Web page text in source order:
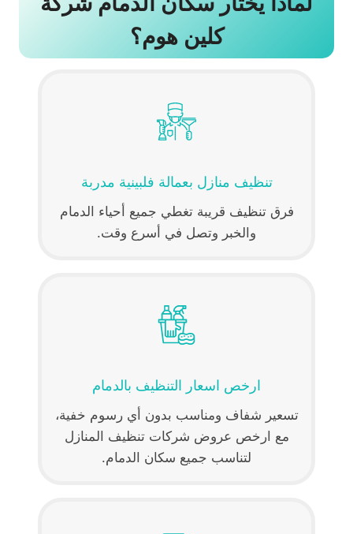
كلين هوم؟
تنظيف منازل بعمالة فلبينية مدربة
فرق تنظيف قريبة تغطي جميع أحياء الدمام
والخبر وتصل في أسرع وقت.
ارخص اسعار التنظيف بالدمام
تسعير شفاف ومناسب بدون أي رسوم خفية،
مع ارخص عروض شركات تنظيف المنازل
لتناسب جميع سكان الدمام.